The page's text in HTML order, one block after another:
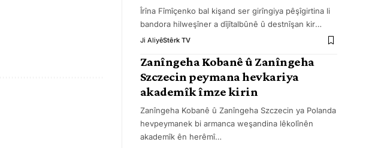
Îrîna Fîmîçenko bal kişand ser girîngiya pêşîgirtina li
bandora hilweşîner a dîjîtalbûnê û destnîşan kir…
Ji AliyêStêrk TV
Zanîngeha Kobanê û Zanîngeha
Szczecin peymana hevkariya
akademîk îmze kirin
Zanîngeha Kobanê û Zanîngeha Szczecin ya Polanda
hevpeymanek bi armanca weşandina lêkolînên
akademîk ên herêmî…